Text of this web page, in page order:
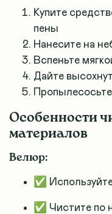
Купите
пены
Нанесите на
Вспеньте
Дайте
Особенности
материалов
Велюр:
✅
✅ Чистите по